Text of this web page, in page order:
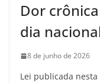
Dor
dia
8 de junho de 2026
Lei publicada